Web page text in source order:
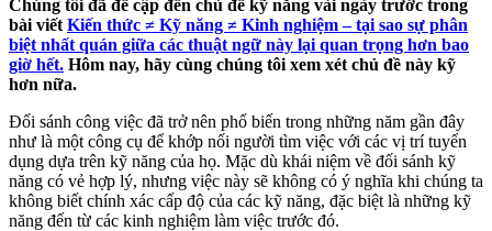
Chúng tôi đã đề cập đến chủ đề kỹ năng vài ngày trước trong
bài viết Kiến thức ≠ Kỹ năng ≠ Kinh nghiệm – tại sao sự phân
biệt nhất quán giữa các thuật ngữ này lại quan trọng hơn bao
giờ hết. Hôm nay, hãy cùng chúng tôi xem xét chủ đề này kỹ
hơn nữa.
Đối sánh công việc đã trở nên phổ biến trong những năm gần đây
như là một công cụ để khớp nối người tìm việc với các vị trí tuyển
dụng dựa trên kỹ năng của họ. Mặc dù khái niệm về đối sánh kỹ
năng có vẻ hợp lý, nhưng việc này sẽ không có ý nghĩa khi chúng ta
không biết chính xác cấp độ của các kỹ năng, đặc biệt là những kỹ
năng đến từ các kinh nghiệm làm việc trước đó.